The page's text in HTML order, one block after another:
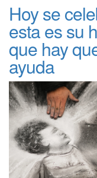
Hoy se
esta es su
que hay
ayuda